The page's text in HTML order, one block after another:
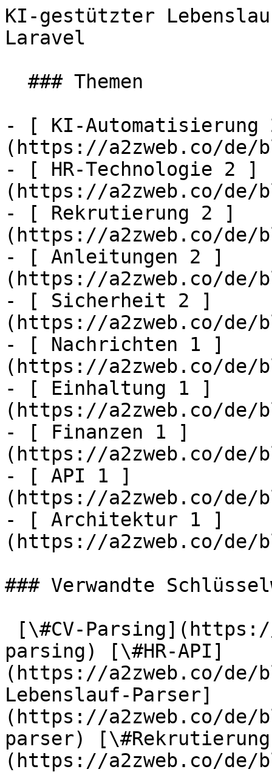
KI-gestützter
- [ KI-
(https://a2zweb.co/de/
- [ HR-Technologie 2 ]
(https://a2zweb.co/de/
- [ Rekrutierung 2 ]
(https://a2zweb.co/de/
- [ Anleitungen 2 ]
(https://a2zweb.co/
- [ Sicherheit 2 ]
(https://a2zweb.co/
- [ Nachrichten 1 ]
(https://a2zweb.co/de/
- [ Einhaltung 1 ]
(https://a2zweb.co/de/
- [ Finanzen 1 ]
(https://a2zweb.co/de/
- [ API 1 ]
(https://a2zweb.co/de/
- [ Architektur 1 ]
(https://a2zweb.co/
### Verwandte
parsing) [\#HR-API]
(https://a2zweb.co/
Lebenslauf-Parser]
(https://a2zweb.co/
parser)
(https://a2zweb.co/